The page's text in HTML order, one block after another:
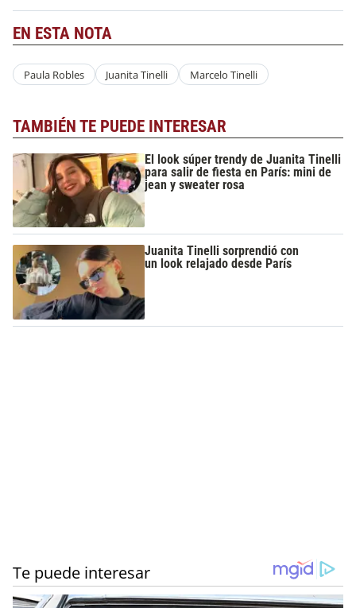
EN ESTA NOTA
Paula Robles Juanita Tinelli Marcelo Tinelli
TAMBIÉN TE PUEDE INTERESAR
El look súper trendy de Juanita Tinelli
para salir de fiesta en París: mini de
jean y sweater rosa
Juanita Tinelli sorprendió con
un look relajado desde París